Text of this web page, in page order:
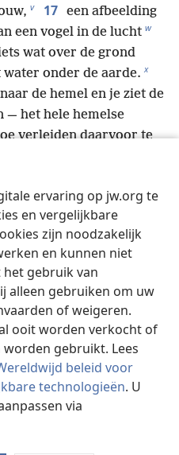
ervaring op jw.org te
en vergelijkbare
zijn noodzakelijk
en kunnen niet
gebruik van
alleen gebruiken om uw
of weigeren.
ooit worden verkocht of
gebruikt. Lees
beleid voor
technologieën. U
via
v 17 een afbeelding
een vogel in de lucht w
wat over de grond
onder de aarde. x
de hemel en je ziet de
— het hele hemelse
verleiden daarvoor te
hemel gegeven.
uit de ijzersmeltoven,
om het volk te worden
* is, z wat jullie nu
kwaad op mij
ik de Jordaan niet zou
goede land zou
God, jullie als erfdeel
dit land sterven. Ik zal de
maar jullie zullen wel
in bezit nemen.
dat Jehovah, je